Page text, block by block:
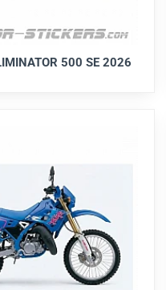
500 SE 2026